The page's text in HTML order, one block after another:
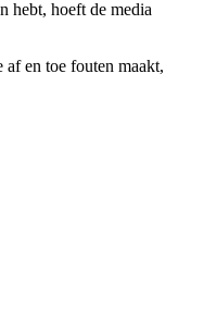
hebt, hoeft de media
en toe fouten maakt,